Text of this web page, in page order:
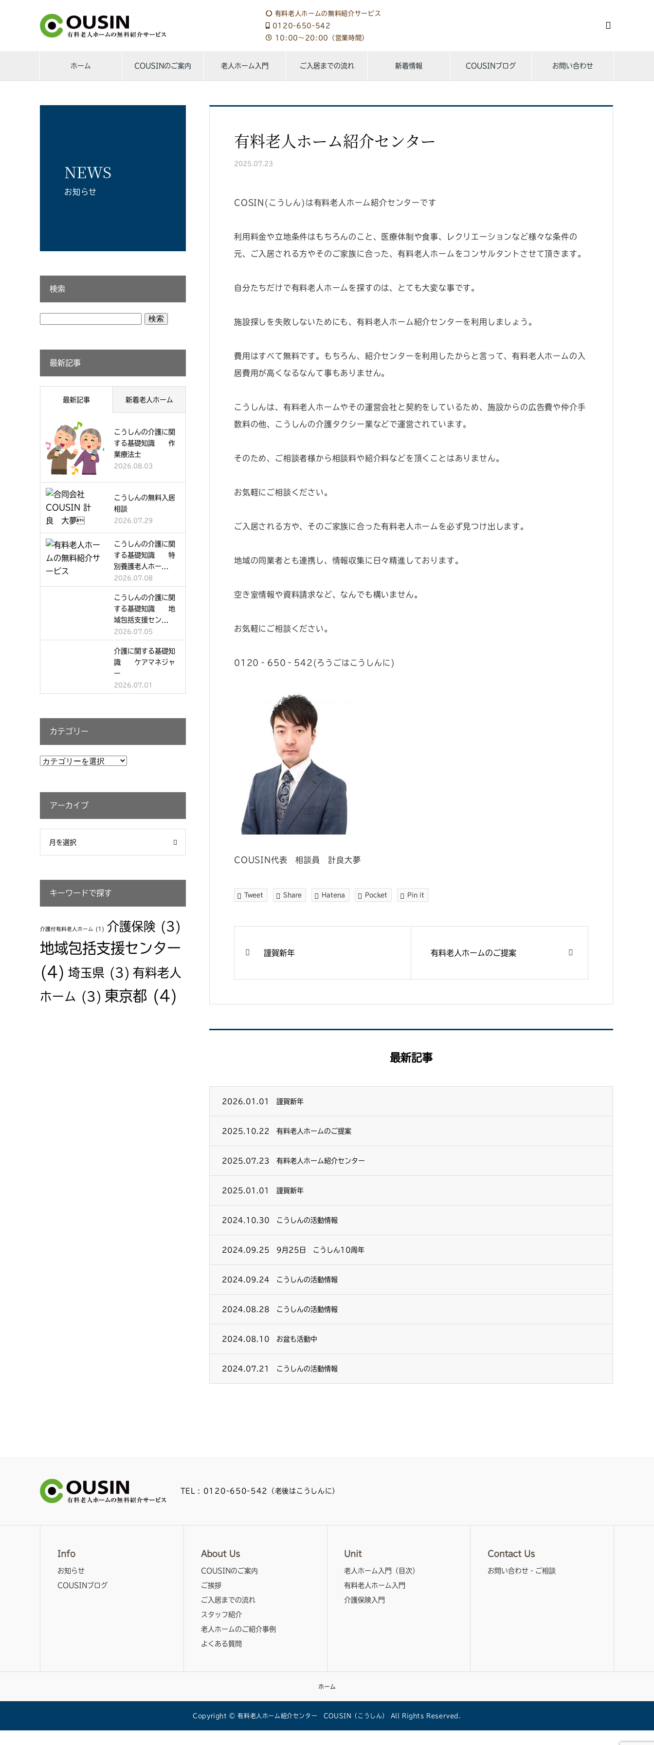
有料老人ホームの無料紹介サービス
0120-650-542
10:00～20:00（営業時間）

ホーム COUSINのご案内 老人ホーム入門 ご入居までの流れ 新着情報 COUSINブログ お問い合わせ
NEWS
お知らせ
有料老人ホーム紹介センター
2025.07.23
COSIN(こうしん)は有料老人ホーム紹介センターです
利用料金や立地条件はもちろんのこと、医療体制や食事、レクリエーションなど様々な条件の
元、ご入居される方やそのご家族に合った、有料老人ホームをコンサルタントさせて頂きます。
自分たちだけで有料老人ホームを探すのは、とても大変な事です。
施設探しを失敗しないためにも、有料老人ホーム紹介センターを利用しましょう。
費用はすべて無料です。もちろん、紹介センターを利用したからと言って、有料老人ホームの入
居費用が高くなるなんて事もありません。
こうしんは、有料老人ホームやその運営会社と契約をしているため、施設からの広告費や仲介手
数料の他、こうしんの介護タクシー業などで運営されています。
そのため、ご相談者様から相談料や紹介料などを頂くことはありません。
お気軽にご相談ください。
ご入居される方や、そのご家族に合った有料老人ホームを必ず見つけ出します。
地域の同業者とも連携し、情報収集に日々精進しております。
空き室情報や資料請求など、なんでも構いません。
お気軽にご相談ください。
0120‐650‐542(ろうごはこうしんに)
COUSIN代表 相談員 計良大夢
Tweet Share Hatena Pocket Pin it
謹賀新年 有料老人ホームのご提案
最新記事
2026.01.01 謹賀新年
2025.10.22 有料老人ホームのご提案
2025.07.23 有料老人ホーム紹介センター
2025.01.01 謹賀新年
2024.10.30 こうしんの活動情報
2024.09.25 9月25日 こうしん10周年
2024.09.24 こうしんの活動情報
2024.08.28 こうしんの活動情報
2024.08.10 お盆も活動中
2024.07.21 こうしんの活動情報
検索
最新記事
最新記事 新着老人ホーム
こうしんの介護に関
する基礎知識 作
業療法士
2026.08.03
こうしんの無料入居
相談
2026.07.29
こうしんの介護に関
する基礎知識 特
別養護老人ホー...
2026.07.08
こうしんの介護に関
する基礎知識 地
域包括支援セン...
2026.07.05
介護に関する基礎知
識 ケアマネジャ
ー
2026.07.01
カテゴリー
カ
アーカイブ
月を選択
キーワードで探す
介護付有料老人ホーム (1) 介護保険 (3)
地域包括支援センター
(4) 埼玉県 (3) 有料老人
ホーム (3) 東京都 (4)
TEL : 0120-650-542（老後はこうしんに）
Info
お知らせ
COUSINブログ
About Us
COUSINのご案内
ご挨拶
ご入居までの流れ
スタッフ紹介
老人ホームのご紹介事例
よくある質問
Unit
老人ホーム入門（目次）
有料老人ホーム入門
介護保険入門
Contact Us
お問い合わせ・ご相談
ホーム
Copyright © 有料老人ホーム紹介センター COUSIN（こうしん） All Rights Reserved.